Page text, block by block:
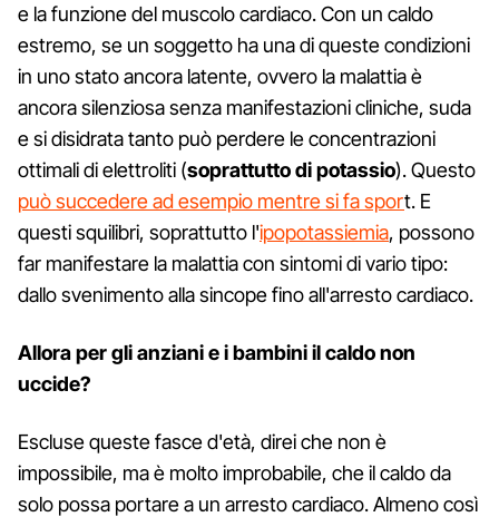
e la funzione del muscolo cardiaco. Con un caldo
estremo, se un soggetto ha una di queste condizioni
in uno stato ancora latente, ovvero la malattia è
ancora silenziosa senza manifestazioni cliniche, suda
e si disidrata tanto può perdere le concentrazioni
ottimali di elettroliti (soprattutto di potassio). Questo
può succedere ad esempio mentre si fa sport. E
questi squilibri, soprattutto l'ipopotassiemia, possono
far manifestare la malattia con sintomi di vario tipo:
dallo svenimento alla sincope fino all'arresto cardiaco.
Allora per gli anziani e i bambini il caldo non
uccide?
Escluse queste fasce d'età, direi che non è
impossibile, ma è molto improbabile, che il caldo da
solo possa portare a un arresto cardiaco. Almeno così